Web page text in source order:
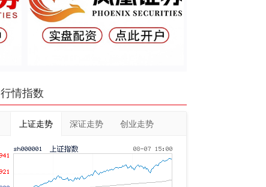
行情指数
上证走势 深证走势 创业走势